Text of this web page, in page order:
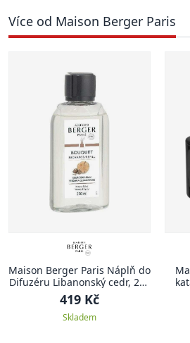
Více od Maison Berger Paris
Maison Berger Paris Náplň do
Difuzéru Libanonský cedr, 200
ml
419 Kč
Skladem